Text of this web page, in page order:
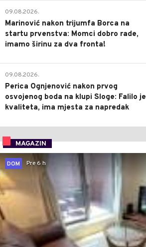
09.08.2026.
Marinović nakon trijumfa Borca na
startu prvenstva: Momci dobro rade,
imamo širinu za dva fronta!
09.08.2026.
Perica Ognjenović nakon prvog
osvojenog boda na klupi Sloge: Falilo je
kvaliteta, ima mjesta za napredak
MAGAZIN
DOM Pre 6 h